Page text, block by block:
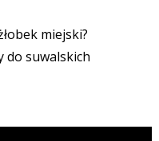
miejski?
do suwalskich